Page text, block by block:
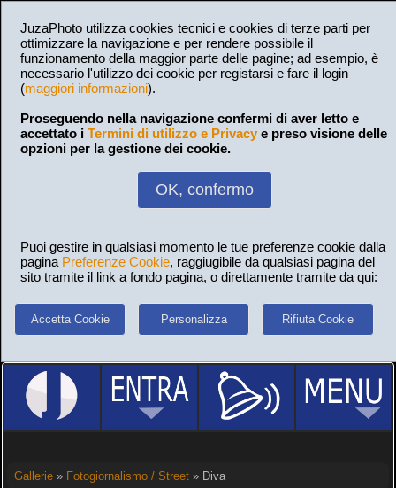
JuzaPhoto utilizza cookies tecnici e cookies di terze parti per
ottimizzare la navigazione e per rendere possibile il
funzionamento della maggior parte delle pagine; ad esempio, è
necessario l'utilizzo dei cookie per registarsi e fare il login
(maggiori informazioni).
Proseguendo nella navigazione confermi di aver letto e
accettato i Termini di utilizzo e Privacy e preso visione delle
opzioni per la gestione dei cookie.
OK, confermo
Puoi gestire in qualsiasi momento le tue preferenze cookie dalla
pagina Preferenze Cookie, raggiugibile da qualsiasi pagina del
sito tramite il link a fondo pagina, o direttamente tramite da qui:
Accetta Cookie Personalizza Rifiuta Cookie
Gallerie» Fotogiornalismo / Street» Diva